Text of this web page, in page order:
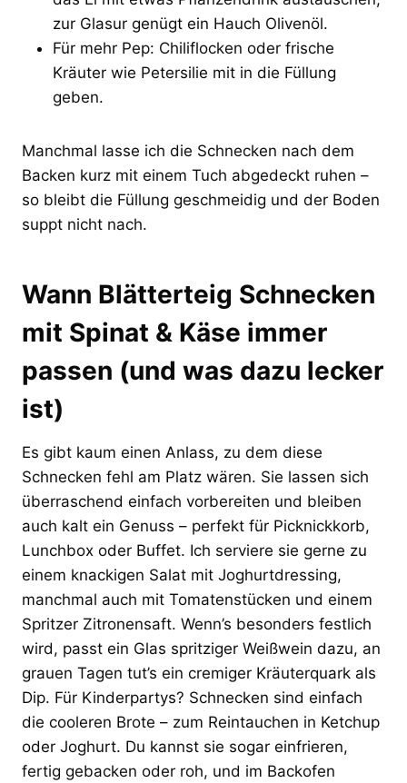
zur Glasur genügt ein Hauch Olivenöl.
Für mehr Pep: Chiliflocken oder frische
Kräuter wie Petersilie mit in die Füllung
geben.
Manchmal lasse ich die Schnecken nach dem
Backen kurz mit einem Tuch abgedeckt ruhen –
so bleibt die Füllung geschmeidig und der Boden
suppt nicht nach.
Wann Blätterteig Schnecken
mit Spinat & Käse immer
passen (und was dazu lecker
ist)
Es gibt kaum einen Anlass, zu dem diese
Schnecken fehl am Platz wären. Sie lassen sich
überraschend einfach vorbereiten und bleiben
auch kalt ein Genuss – perfekt für Picknickkorb,
Lunchbox oder Buffet. Ich serviere sie gerne zu
einem knackigen Salat mit Joghurtdressing,
manchmal auch mit Tomatenstücken und einem
Spritzer Zitronensaft. Wenn’s besonders festlich
wird, passt ein Glas spritziger Weißwein dazu, an
grauen Tagen tut’s ein cremiger Kräuterquark als
Dip. Für Kinderpartys? Schnecken sind einfach
die cooleren Brote – zum Reintauchen in Ketchup
oder Joghurt. Du kannst sie sogar einfrieren,
fertig gebacken oder roh, und im Backofen